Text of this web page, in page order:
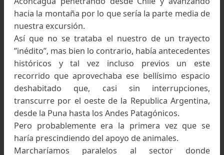
transitado trayecto desde la
Puna a los Andes Patagónicos
tendría un condimento
Al comienzo seguiríamos los pasos de las
militares del ejército de San Martín,
grabadas por las sendas de mulas y caballos
excursiones turísticas, que depositan una
espiritualidad en marchar sobre los pasos
Libertador.